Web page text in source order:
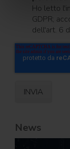
Ho letto
GDPR;
dell'art. 6
News